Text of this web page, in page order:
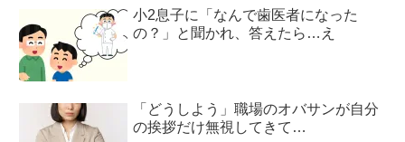
小2息子に「なんで歯医者になった
の？」と聞かれ、答えたら…え
「どうしよう」職場のオバサンが自分
の挨拶だけ無視してきて…